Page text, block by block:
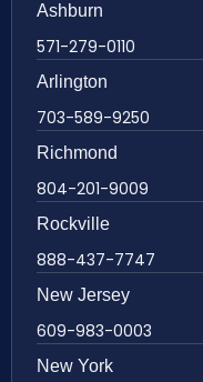
Ashburn
571-279-0110
Arlington
703-589-9250
Richmond
804-201-9009
Rockville
888-437-7747
New Jersey
609-983-0003
New York